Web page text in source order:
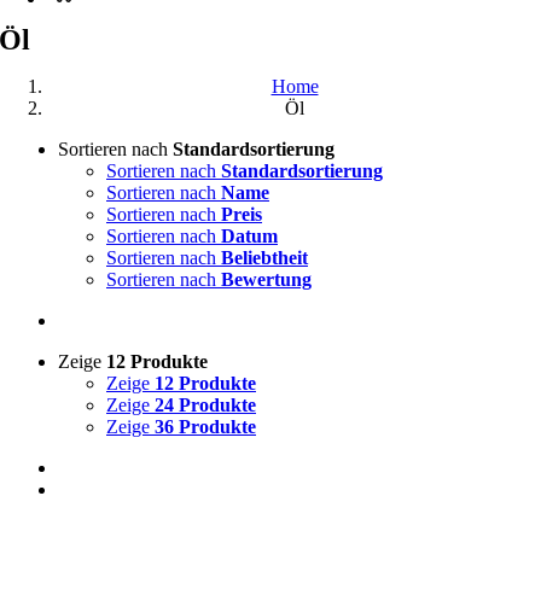
Öl
Home
Öl
Sortieren nach Standardsortierung
Sortieren nach Standardsortierung
Sortieren nach Name
Sortieren nach Preis
Sortieren nach Datum
Sortieren nach Beliebtheit
Sortieren nach Bewertung
Zeige 12 Produkte
Zeige 12 Produkte
Zeige 24 Produkte
Zeige 36 Produkte